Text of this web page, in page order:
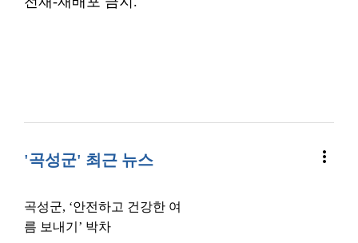
'곡성군' 최근 뉴스 more_vert
곡성군, ‘안전하고 건강한 여
름 보내기’ 박차